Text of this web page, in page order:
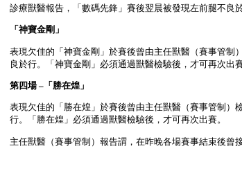
診療獸醫報告，「數碼先鋒」賽後翌晨被發現左前腿不良
「神寶金剛」
表現欠佳的「神寶金剛」於賽後曾由主任獸醫（賽事管制
良於行。「神寶金剛」必須通過獸醫檢驗後，才可再次出賽
第四場 –「勝在煌」
表現欠佳的「勝在煌」於賽後曾由主任獸醫（賽事管制
行。「勝在煌」必須通過獸醫檢驗後，才可再次出賽。
主任獸醫（賽事管制）報告謂，在昨晚各場賽事結束後曾